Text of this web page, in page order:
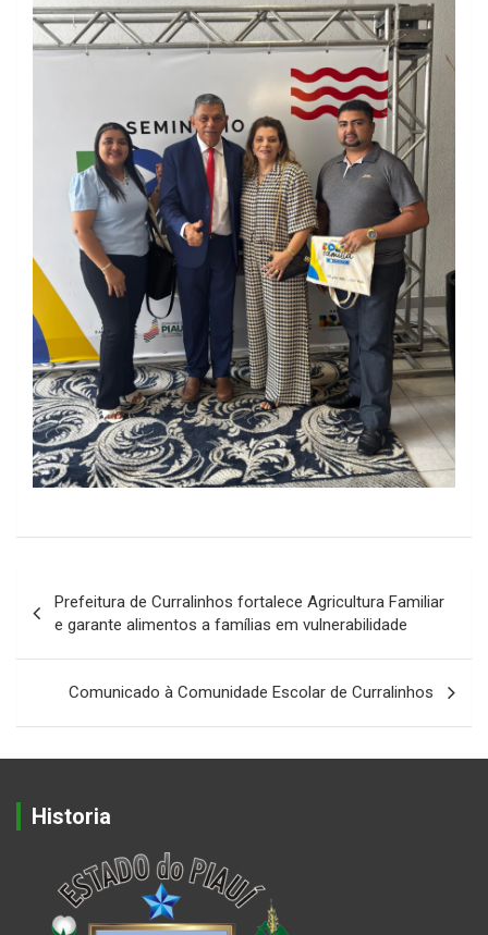
de
Post
Prefeitura de Curralinhos fortalece Agricultura Familiar
e garante alimentos a famílias em vulnerabilidade
Comunicado à Comunidade Escolar de Curralinhos
Historia